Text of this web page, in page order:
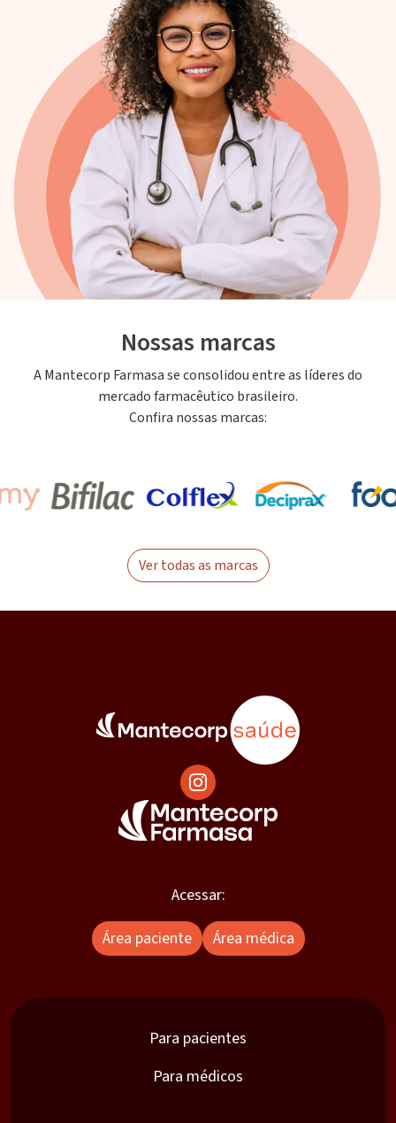
Nossas marcas
A Mantecorp Farmasa se consolidou entre as líderes do
mercado farmacêutico brasileiro.
Confira nossas marcas:
Ver todas as marcas
Acessar:
Área paciente
Área médica
Para pacientes
Para médicos